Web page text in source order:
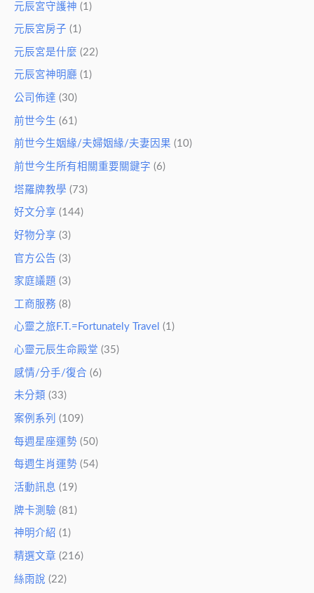
元辰宮守護神 (1)
元辰宮房子 (1)
元辰宮是什麼 (22)
元辰宮神明廳 (1)
公司佈達 (30)
前世今生 (61)
前世今生姻緣/夫婦姻緣/夫妻因果 (10)
前世今生所有相關重要關鍵字 (6)
塔羅牌教學 (73)
好文分享 (144)
好物分享 (3)
官方公告 (3)
家庭議題 (3)
工商服務 (8)
心靈之旅F.T.=Fortunately Travel (1)
心靈元辰生命殿堂 (35)
感情/分手/復合 (6)
未分類 (33)
案例系列 (109)
每週星座運勢 (50)
每週生肖運勢 (54)
活動訊息 (19)
牌卡測驗 (81)
神明介紹 (1)
精選文章 (216)
絲雨說 (22)